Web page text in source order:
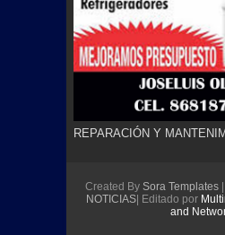
REPARACIÓN Y
Created By Sora Templates
NOTICIAS| Editado por
and